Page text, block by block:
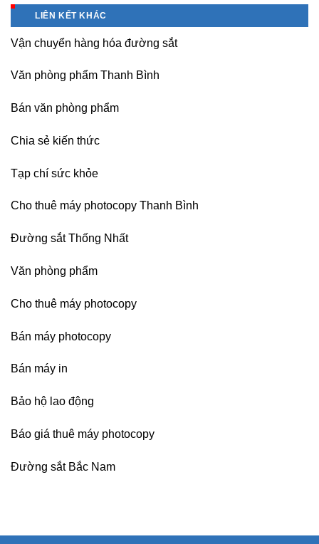
ty
Hưng
Hải
photocopy
chuyên
nghiệp
LIÊN KẾT KHÁC
Vận chuyển hàng hóa đường sắt
Văn phòng phẩm Thanh Bình
Bán văn phòng phẩm
Chia sẻ kiến thức
Tạp chí sức khỏe
Cho thuê máy photocopy Thanh Bình
Đường sắt Thống Nhất
Văn phòng phẩm
Cho thuê máy photocopy
Bán máy photocopy
Bán máy in
Bảo hộ lao động
Báo giá thuê máy photocopy
Đường sắt Bắc Nam